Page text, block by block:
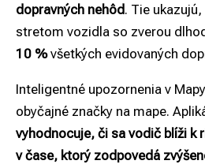
dopravných nehôd. Tie
stretom vozidla so zverou
10 %všetkých evidovaných
Inteligentné upozornenia v
obyčajné značky na mape.
vyhodnocuje, či sa vodič blíži k
v čase, ktorý zodpovedá